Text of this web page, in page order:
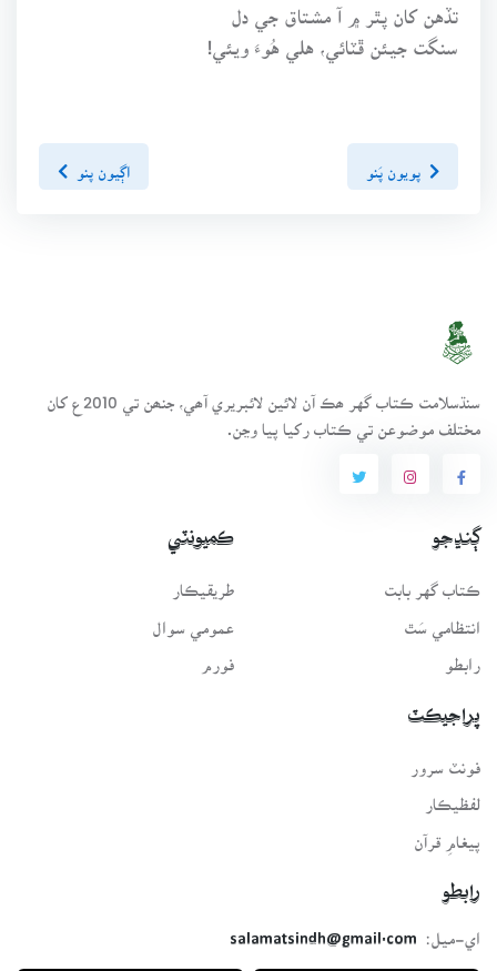
تڏهن کان پٿر ۾ آ مشتاق جي دل
سنگت جيئن ڦٽائي، هلي هُوءَ ويئي!
پويون پَنو اڳيون پنو
سنڌسلامت ڪتاب گهر ھڪ آن لائين لائبريري آھي، جنھن تي 2010ع کان
مختلف موضوعن تي ڪتاب رکيا پيا وڃن.
ڳنڍجو
ڪتاب گهر بابت
انتظامي سَٿ
رابطو
ڪميونٽي
طريقيڪار
عمومي سوال
فورم
پراجيڪٽ
لفظيڪار
پيغامِ قرآن
رابطو
اي-ميل:
salamatsindh@gmail.com